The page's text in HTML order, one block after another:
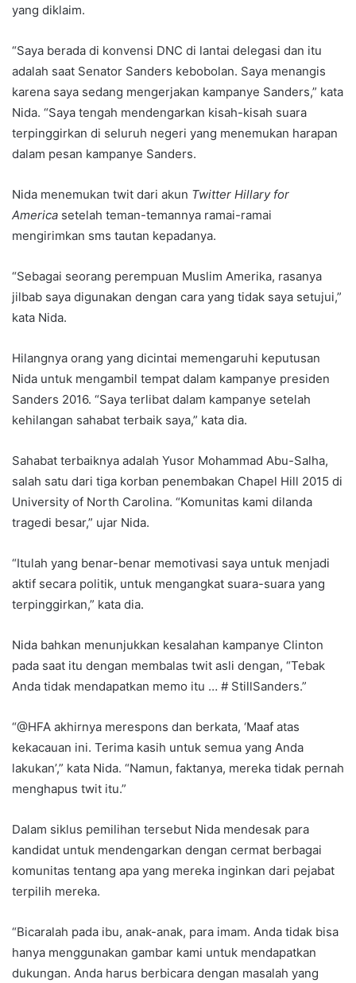
yang diklaim.
“Saya berada di konvensi DNC di lantai delegasi dan itu
adalah saat Senator Sanders kebobolan. Saya menangis
karena saya sedang mengerjakan kampanye Sanders,” kata
Nida. “Saya tengah mendengarkan kisah-kisah suara
terpinggirkan di seluruh negeri yang menemukan harapan
dalam pesan kampanye Sanders.
Nida menemukan twit dari akun Twitter Hillary for
America setelah teman-temannya ramai-ramai
mengirimkan sms tautan kepadanya.
“Sebagai seorang perempuan Muslim Amerika, rasanya
jilbab saya digunakan dengan cara yang tidak saya setujui,”
kata Nida.
Hilangnya orang yang dicintai memengaruhi keputusan
Nida untuk mengambil tempat dalam kampanye presiden
Sanders 2016. “Saya terlibat dalam kampanye setelah
kehilangan sahabat terbaik saya,” kata dia.
Sahabat terbaiknya adalah Yusor Mohammad Abu-Salha,
salah satu dari tiga korban penembakan Chapel Hill 2015 di
University of North Carolina. “Komunitas kami dilanda
tragedi besar,” ujar Nida.
“Itulah yang benar-benar memotivasi saya untuk menjadi
aktif secara politik, untuk mengangkat suara-suara yang
terpinggirkan,” kata dia.
Nida bahkan menunjukkan kesalahan kampanye Clinton
pada saat itu dengan membalas twit asli dengan, “Tebak
Anda tidak mendapatkan memo itu … # StillSanders.”
“@HFA akhirnya merespons dan berkata, ‘Maaf atas
kekacauan ini. Terima kasih untuk semua yang Anda
lakukan’,” kata Nida. “Namun, faktanya, mereka tidak pernah
menghapus twit itu.”
Dalam siklus pemilihan tersebut Nida mendesak para
kandidat untuk mendengarkan dengan cermat berbagai
komunitas tentang apa yang mereka inginkan dari pejabat
terpilih mereka.
“Bicaralah pada ibu, anak-anak, para imam. Anda tidak bisa
hanya menggunakan gambar kami untuk mendapatkan
dukungan. Anda harus berbicara dengan masalah yang